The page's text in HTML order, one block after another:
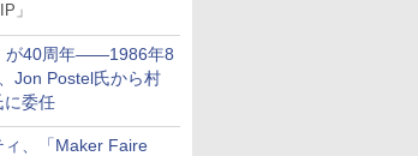
」
が40周年――1986年8
Jon Postel氏から村
に委任
ィ、「Maker Faire